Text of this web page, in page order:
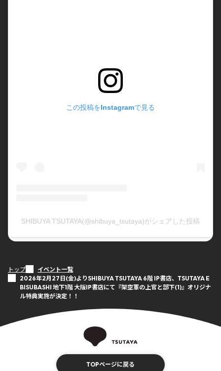
トップ
イベント一覧
2026年2月27日(金)よりSHIBUYA TSUTAYA 6階 IP書店、TSUTAYA E
BISUBASHI 地下1階 大阪IP書店にて『架空軍の上官と部下(1)』オリジナ
ル特典実施が決定！！
この投稿をInstagramで見る
SHIBUYA TSUTAYA(@shibuya_tsutaya)がシェアした投稿
TOPページに戻る